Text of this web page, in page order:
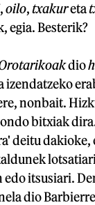
,oilo,txakureta
egia. Besterik?
dio
izendatzeko
nonbait.
bitxiak
deitu dakioke,
edo itsusiari.
dio